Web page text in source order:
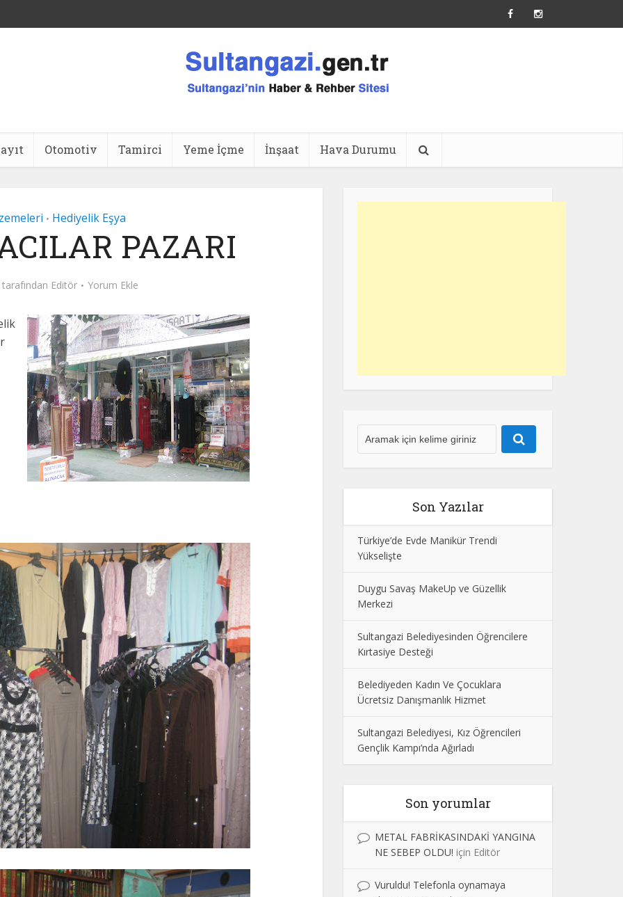
Otomotiv Tamirci Yeme İçme İnşaat Hava Durumu
• Hediyelik Eşya
PAZARI
tarafından Editör Yorum Ekle
Son Yazılar
Türkiye’de Evde Manikür Trendi
Yükselişte
Duygu Savaş MakeUp ve Güzellik
Merkezi
Sultangazi Belediyesinden Öğrencilere
Kırtasiye Desteği
Belediyeden Kadın Ve Çocuklara
Ücretsiz Danışmanlık Hizmet
Sultangazi Belediyesi, Kız Öğrencileri
Gençlik Kampı’nda Ağırladı
Son yorumlar
METAL FABRİKASINDAKİ YANGINA
NE SEBEP OLDU! için Editör
Vuruldu! Telefonla oynamaya